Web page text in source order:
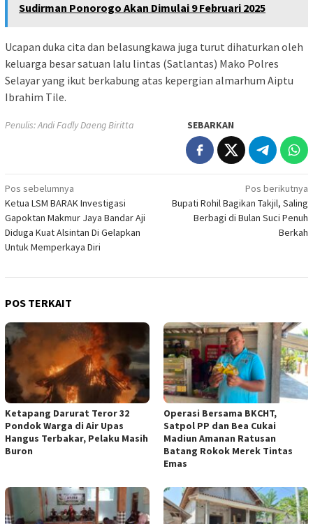
Sudirman Ponorogo Akan Dimulai 9 Februari 2025
Ucapan duka cita dan belasungkawa juga turut dihaturkan oleh
keluarga besar satuan lalu lintas (Satlantas) Mako Polres
Selayar yang ikut berkabung atas kepergian almarhum Aiptu
Ibrahim Tile.
Penulis: Andi Fadly Daeng Biritta SEBARKAN
Navigasi
pos
Pos sebelumnya
Ketua LSM BARAK Investigasi
Gapoktan Makmur Jaya Bandar Aji
Diduga Kuat Alsintan Di Gelapkan
Untuk Memperkaya Diri
Pos berikutnya
Bupati Rohil Bagikan Takjil, Saling
Berbagi di Bulan Suci Penuh
Berkah
POS TERKAIT
Ketapang Darurat Teror 32
Pondok Warga di Air Upas
Hangus Terbakar, Pelaku Masih
Buron
Operasi Bersama BKCHT,
Satpol PP dan Bea Cukai
Madiun Amanan Ratusan
Batang Rokok Merek Tintas
Emas